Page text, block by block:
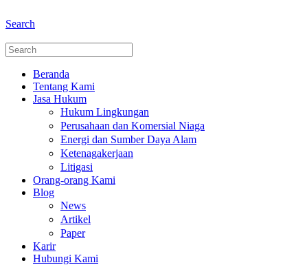
Search
Beranda
Tentang Kami
Jasa Hukum
Hukum Lingkungan
Perusahaan dan Komersial Niaga
Energi dan Sumber Daya Alam
Ketenagakerjaan
Litigasi
Orang-orang Kami
Blog
News
Artikel
Paper
Karir
Hubungi Kami